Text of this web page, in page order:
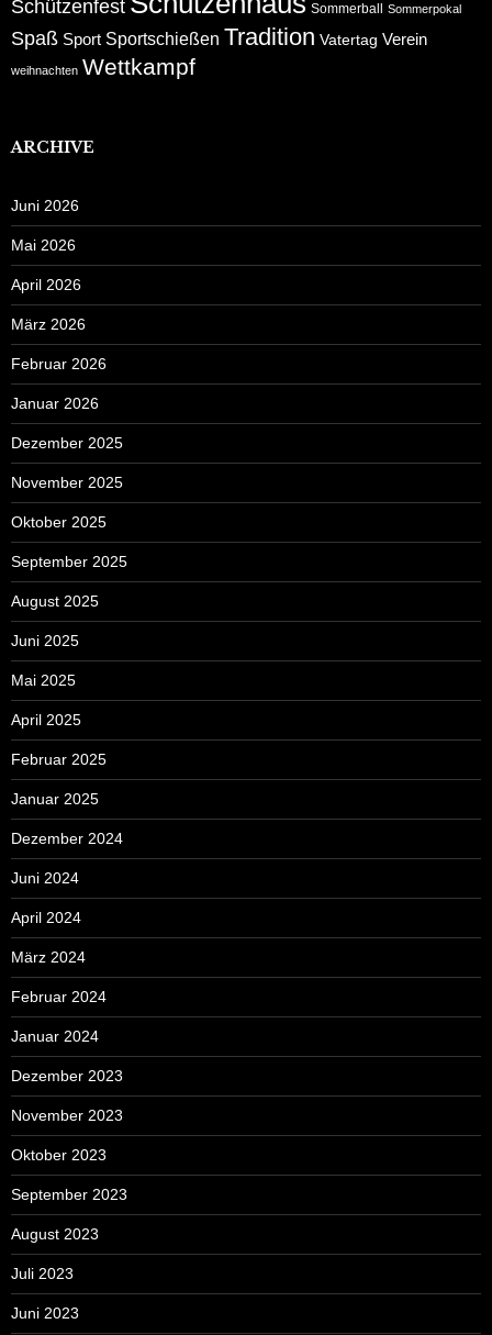
Schützenfest Sommerball Sommerpokal
Spaß Sport Sportschießen Tradition Vatertag Verein
weihnachten Wettkampf
ARCHIVE
Juni 2026
Mai 2026
April 2026
März 2026
Februar 2026
Januar 2026
Dezember 2025
November 2025
Oktober 2025
September 2025
August 2025
Juni 2025
Mai 2025
April 2025
Februar 2025
Januar 2025
Dezember 2024
Juni 2024
April 2024
März 2024
Februar 2024
Januar 2024
Dezember 2023
November 2023
Oktober 2023
September 2023
August 2023
Juli 2023
Juni 2023